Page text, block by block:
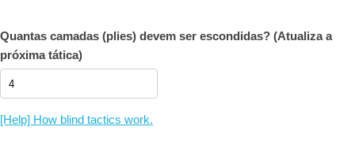
Quantas camadas (plies) devem ser escondidas? (Atualiza a
próxima tática)
[Help] How blind tactics work.